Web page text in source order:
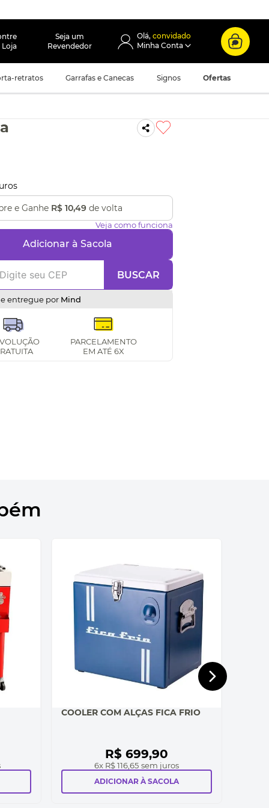
Seja um
Revendedor
convidado
retratos Garrafas e Canecas Signos Ofertas
e Ganhe R$ 10,49de volta
Veja como funciona
Adicionar à Sacola
BUSCAR
entregue por Mind
PARCELAMENTO
EM ATÉ 6X
COOLER COM ALÇAS FICA FRIO
R$ 699,90
6x R$ 116,65 sem juros
ADICIONAR À SACOLA